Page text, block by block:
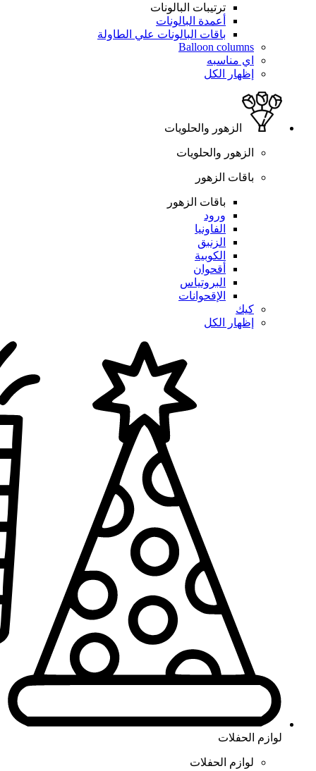
ترتيبات البالونات
أعمدة البالونات
باقات البالونات علي الطاولة
Balloon columns
اي مناسبه
إظهار الكل
الزهور والحلويات
الزهور والحلويات
باقات الزهور
باقات الزهور
ورود
الفاونيا
الزنبق
الكوبية
أقحوان
البروتياس
الإقحوانات
كيك
إظهار الكل
لوازم الحفلات
لوازم الحفلات